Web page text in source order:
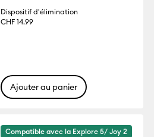
Dispositif d'élimination
CHF 14.99
Ajouter au panier
Compatible avec la Explore 5/ Joy 2